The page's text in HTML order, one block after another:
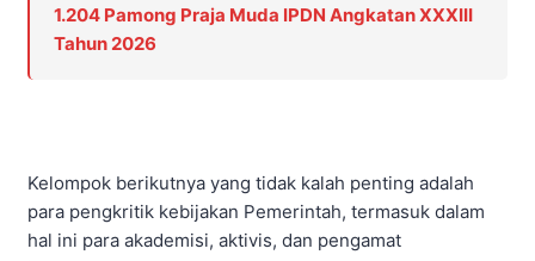
1.204 Pamong Praja Muda IPDN Angkatan XXXIII
Tahun 2026
Kelompok berikutnya yang tidak kalah penting adalah
para pengkritik kebijakan Pemerintah, termasuk dalam
hal ini para akademisi, aktivis, dan pengamat